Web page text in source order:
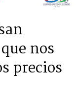
nos
precios